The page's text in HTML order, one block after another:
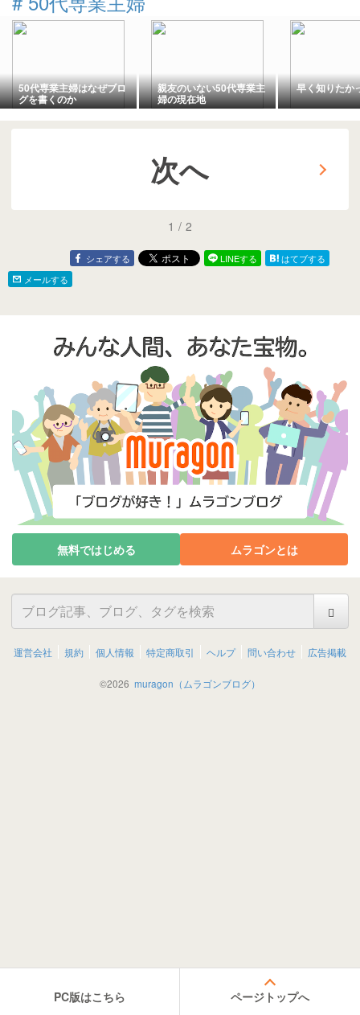
50代専業主婦はなぜブロ
グを書くのか
親友のいない50代専業主
婦の現在地
早く知りたか
次へ
1 / 2
シェアする LINEする
はてブする
メールする
無料ではじめる ムラゴンとは
運営会社 規約 個人情報 特定商取引 ヘルプ 問い合わせ 広告掲載
©2026 muragon（ムラゴンブログ）
PC版はこちら ページトップへ